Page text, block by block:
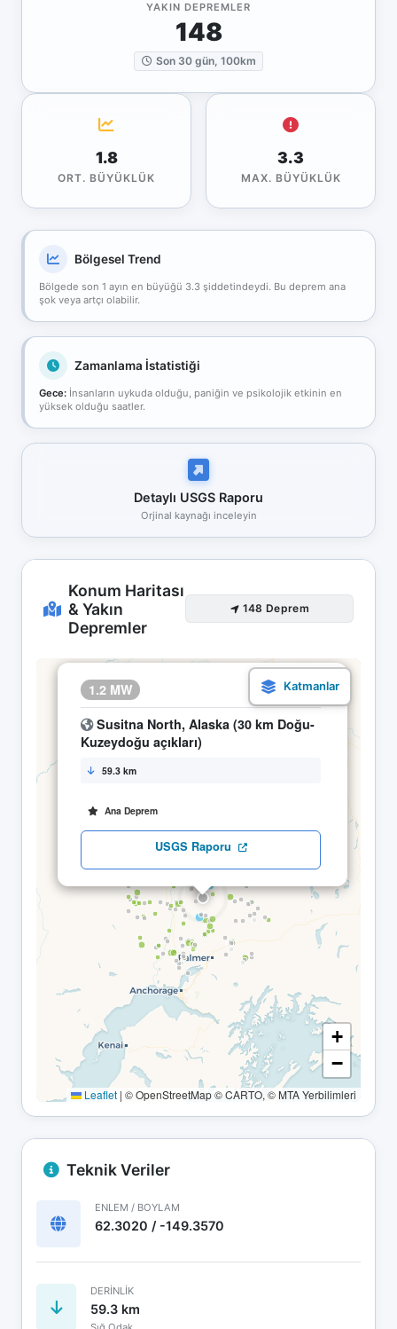
YAKIN DEPREMLER
148
Son 30 gün, 100km
1.8
ORT. BÜYÜKLÜK
3.3
MAX. BÜYÜKLÜK
Bölgesel Trend
Bölgede son 1 ayın en büyüğü 3.3 şiddetindeydi. Bu deprem ana
şok veya artçı olabilir.
Zamanlama İstatistiği
Gece: İnsanların uykuda olduğu, paniğin ve psikolojik etkinin en
yüksek olduğu saatler.
Detaylı USGS Raporu
Orjinal kaynağı inceleyin
Konum Haritası
& Yakın
Depremler
148 Deprem
1.2 MW 25.04 01:39
Susitna North, Alaska (30 km Doğu-
Kuzeydoğu açıkları)
59.3 km
Ana Deprem
USGS Raporu
×
+
−
Leaflet | © OpenStreetMap © CARTO, © MTA Yerbilimleri
Teknik Veriler
ENLEM / BOYLAM
62.3020 / -149.3570
DERINLIK
59.3 km